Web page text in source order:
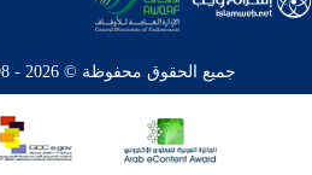
جميع الحقوق محفوظة © 2026 - 1998 لشبكة إسلام ويب